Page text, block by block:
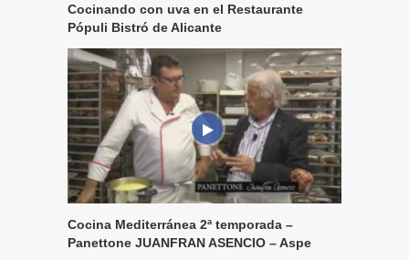
Cocinando con uva en el Restaurante
Pópuli Bistró de Alicante
Cocina Mediterránea 2ª temporada –
Panettone JUANFRAN ASENCIO – Aspe